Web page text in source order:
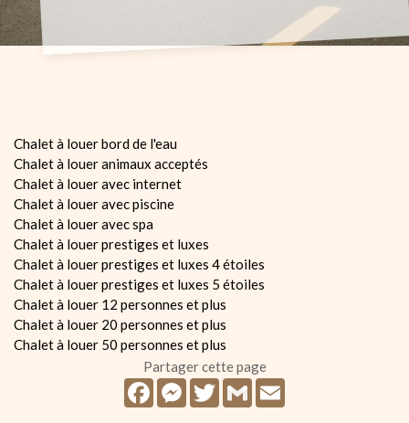
Chalet à louer bord de l'eau
Chalet à louer animaux acceptés
Chalet à louer avec internet
Chalet à louer avec piscine
Chalet à louer avec spa
Chalet à louer prestiges et luxes
Chalet à louer prestiges et luxes 4 étoiles
Chalet à louer prestiges et luxes 5 étoiles
Chalet à louer 12 personnes et plus
Chalet à louer 20 personnes et plus
Chalet à louer 50 personnes et plus
Partager cette page
FacebookMessenger
TwitterGmail